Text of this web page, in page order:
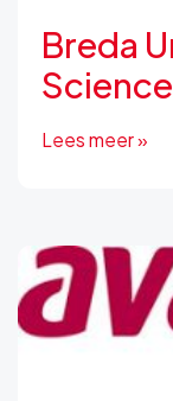
Breda
Lees meer »